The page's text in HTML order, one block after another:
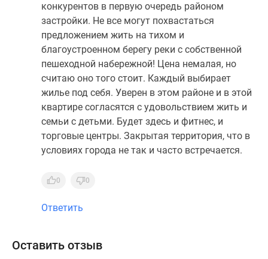
конкурентов в первую очередь районом
застройки. Не все могут похвастаться
предложением жить на тихом и
благоустроенном берегу реки с собственной
пешеходной набережной! Цена немалая, но
считаю оно того стоит. Каждый выбирает
жилье под себя. Уверен в этом районе и в этой
квартире согласятся с удовольствием жить и
семьи с детьми. Будет здесь и фитнес, и
торговые центры. Закрытая территория, что в
условиях города не так и часто встречается.
0 0
Ответить
Оставить отзыв